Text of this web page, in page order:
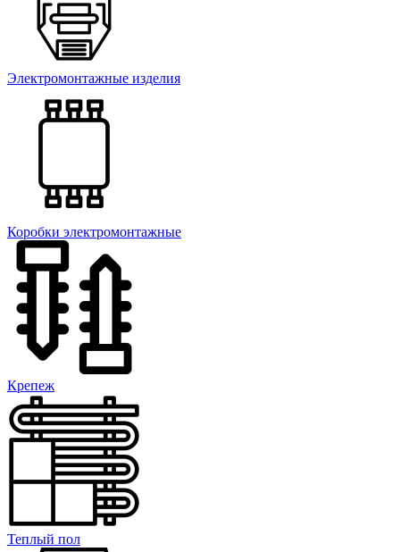
Электромонтажные изделия
Коробки электромонтажные
Крепеж
Теплый пол